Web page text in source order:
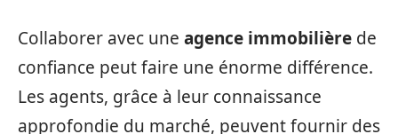
Collaborer avec une agence immobilière de
confiance peut faire une énorme différence.
Les agents, grâce à leur connaissance
approfondie du marché, peuvent fournir des